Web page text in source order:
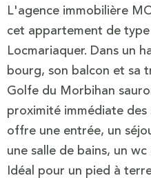
L'agence immobilière
cet appartement de
Locmariaquer. Dans un
bourg, son balcon et sa
Golfe du Morbihan
proximité immédiate
offre une entrée, un
une salle de bains, un
Idéal pour un pied à